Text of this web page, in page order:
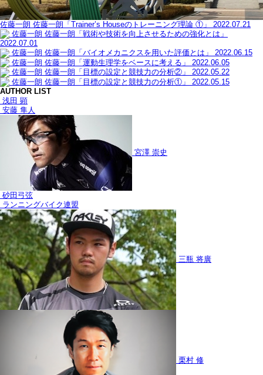
佐藤一朗 佐藤一朗「Trainer’s Houseのトレーニング理論 ①」
2022.07.21
佐藤一朗 佐藤一朗「戦術や技術を向上させるための強化とは」
2022.07.01
佐藤一朗 佐藤一朗「バイオメカニクスを用いた評価とは」
2022.06.15
佐藤一朗 佐藤一朗「運動生理学をベースに考える」
2022.06.05
佐藤一朗 佐藤一朗「目標の設定と競技力の分析②」
2022.05.22
佐藤一朗 佐藤一朗「目標の設定と競技力の分析①」
2022.05.15
AUTHOR LIST
浅田 顕
安藤 隼人
宮澤 崇史
砂田弓弦
ランニングバイク連盟
三瓶 将廣
栗村 修